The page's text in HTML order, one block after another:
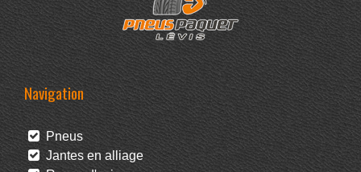
Navigation
Pneus
Jantes en alliage